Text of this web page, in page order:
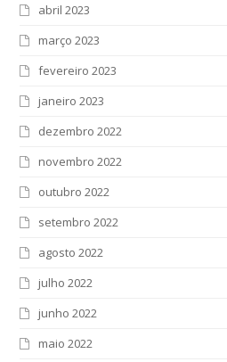
abril 2023
março 2023
fevereiro 2023
janeiro 2023
dezembro 2022
novembro 2022
outubro 2022
setembro 2022
agosto 2022
julho 2022
junho 2022
maio 2022